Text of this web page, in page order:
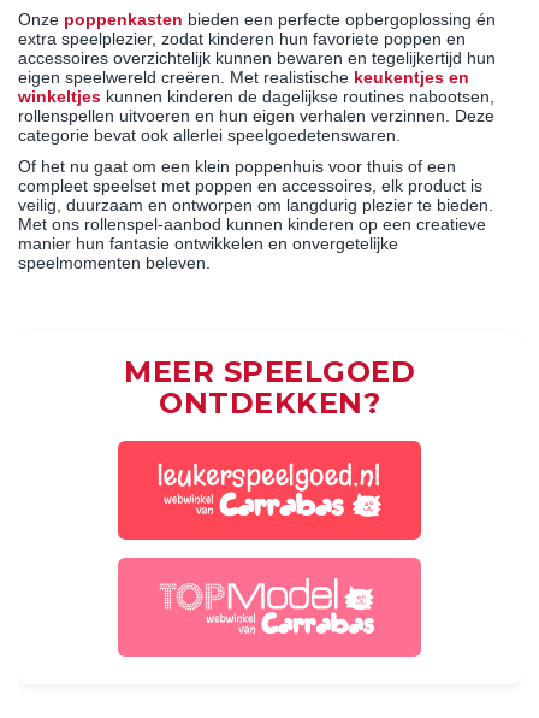
Onze poppenkasten bieden een perfecte opbergoplossing én
extra speelplezier, zodat kinderen hun favoriete poppen en
accessoires overzichtelijk kunnen bewaren en tegelijkertijd hun
eigen speelwereld creëren. Met realistische keukentjes en
winkeltjes kunnen kinderen de dagelijkse routines nabootsen,
rollenspellen uitvoeren en hun eigen verhalen verzinnen. Deze
categorie bevat ook allerlei speelgoedetenswaren.
Of het nu gaat om een klein poppenhuis voor thuis of een
compleet speelset met poppen en accessoires, elk product is
veilig, duurzaam en ontworpen om langdurig plezier te bieden.
Met ons rollenspel-aanbod kunnen kinderen op een creatieve
manier hun fantasie ontwikkelen en onvergetelijke
speelmomenten beleven.
MEER SPEELGOED
ONTDEKKEN?